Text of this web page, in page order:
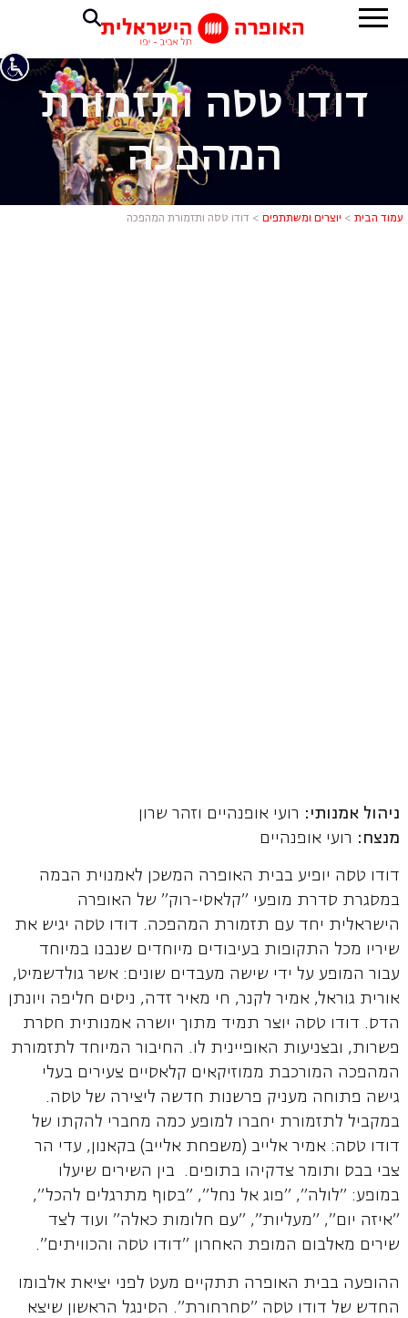
דודו טסה
דודו טסה ותזמורת
המהפכה
עמוד הבית > יוצרים ומשתתפים > דודו טסה ותזמורת המהפכה
ניהול אמנותי: רועי אופנהיים וזהר שרון
מנצח: רועי אופנהיים
דודו טסה יופיע בבית האופרה המשכן לאמנוית הבמה
במסגרת סדרת מופעי "קלאסי-רוק" של האופרה
הישראלית יחד עם תזמורת המהפכה. דודו טסה יגיש את
שיריו מכל התקופות בעיבודים מיוחדים שנבנו במיוחד
עבור המופע על ידי שישה מעבדים שונים: אשר גולדשמיט,
אורית גוראל, אמיר לקנר, חי מאיר זדה, ניסים חליפה ויונתן
הדס. דודו טסה יוצר תמיד מתוך יושרה אמנותית חסרת
פשרות, ובצניעות האופיינית לו. החיבור המיוחד לתזמורת
המהפכה המורכבת ממוזיקאים קלאסיים צעירים בעלי
גישה פתוחה מעניק פרשנות חדשה ליצירה של טסה.
במקביל לתזמורת יחברו למופע כמה מחברי להקתו של
דודו טסה: אמיר אלייב (משפחת אלייב) בקאנון, עדי הר
צבי בבס ותומר צדקיהו בתופים. בין השירים שיעלו
במופע: "לולה", "פוג אל נחל", "בסוף מתרגלים להכל",
"איזה יום", "מעליות", "עם חלומות כאלה" ועוד לצד
שירים מאלבום המופת האחרון "דודו טסה והכוויתים".
ההופעה בבית האופרה תתקיים מעט לפני יציאת אלבומו
החדש של דודו טסה "סחרחורת". הסינגל הראשון שיצא